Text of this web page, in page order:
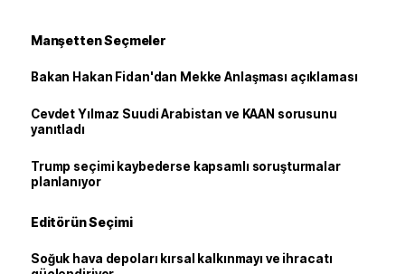
Manşetten Seçmeler
Bakan Hakan Fidan'dan Mekke Anlaşması açıklaması
Cevdet Yılmaz Suudi Arabistan ve KAAN sorusunu
yanıtladı
Trump seçimi kaybederse kapsamlı soruşturmalar
planlanıyor
Editörün Seçimi
Soğuk hava depoları kırsal kalkınmayı ve ihracatı